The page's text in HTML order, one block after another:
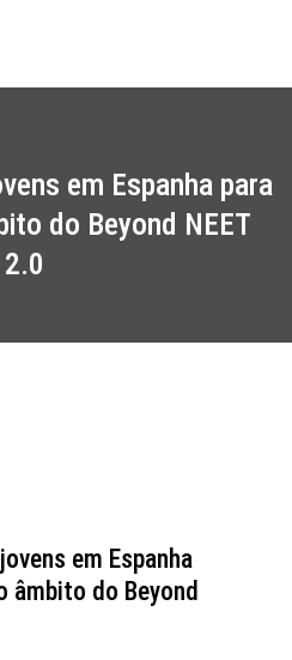
em Espanha para
do Beyond NEET
2.0
em Espanha
âmbito do Beyond